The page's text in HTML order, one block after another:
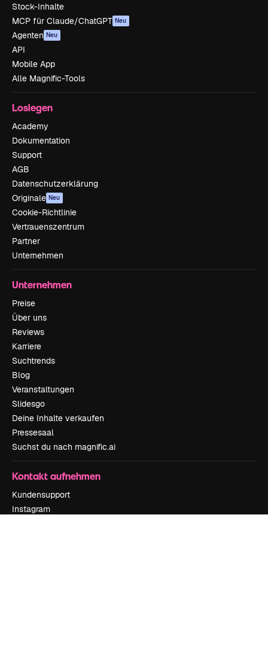
Stock-Inhalte
MCP für Claude/ChatGPT Neu
Agenten Neu
API
Mobile App
Alle Magnific-Tools
Loslegen
Academy
Dokumentation
Support
AGB
Datenschutzerklärung
Originale Neu
Cookie-Richtlinie
Vertrauenszentrum
Partner
Unternehmen
Unternehmen
Preise
Über uns
Reviews
Karriere
Suchtrends
Blog
Veranstaltungen
Slidesgo
Deine Inhalte verkaufen
Pressesaal
Suchst du nach magnific.ai
Kontakt aufnehmen
Kundensupport
Instagram